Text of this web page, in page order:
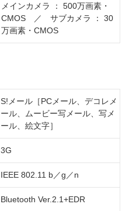
メインカメラ ： 500万画素・
CMOS ／ サブカメラ ： 30
万画素・CMOS
S!メール［PCメール、デコレメ
ール、ムービー写メール、写メ
ール、絵文字］
3G
IEEE 802.11 b／g／n
Bluetooth Ver.2.1+EDR